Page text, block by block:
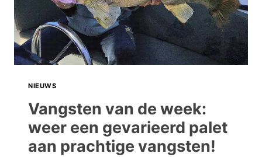
ERAAN!
NIEUWS
Vangsten van de week:
weer een gevarieerd palet
aan prachtige vangsten!